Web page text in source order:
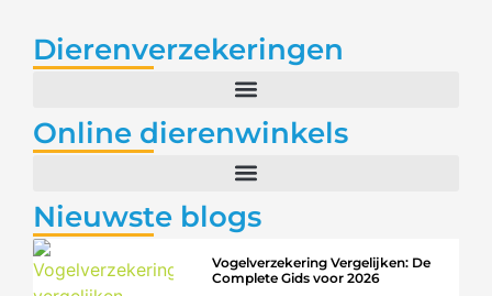
Dierenverzekeringen
Online dierenwinkels
Nieuwste blogs
Vogelverzekering Vergelijken: De
Complete Gids voor 2026